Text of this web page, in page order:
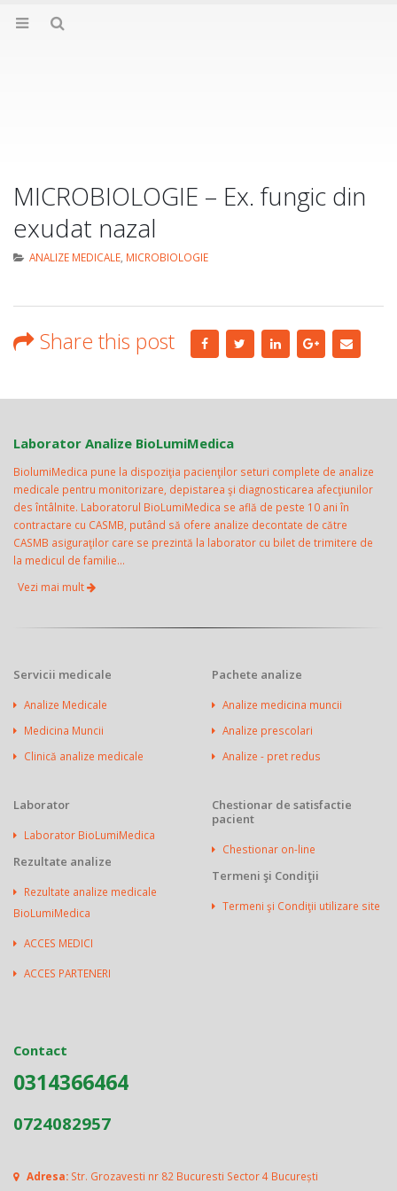
MICROBIOLOGIE – Ex. fungic din
exudat nazal
ANALIZE MEDICALE, MICROBIOLOGIE
Share this post
Laborator Analize BioLumiMedica
BiolumiMedica pune la dispoziţia pacienţilor seturi complete de analize
medicale pentru monitorizare, depistarea şi diagnosticarea afecţiunilor
des întâlnite. Laboratorul BioLumiMedica se află de peste 10 ani în
contractare cu CASMB, putând să ofere analize decontate de către
CASMB asiguraţilor care se prezintă la laborator cu bilet de trimitere de
la medicul de familie...
Vezi mai mult
Servicii medicale
Analize Medicale
Medicina Muncii
Clinică analize medicale
Pachete analize
Analize medicina muncii
Analize prescolari
Analize - pret redus
Laborator
Laborator BioLumiMedica
Rezultate analize
Rezultate analize medicale
BioLumiMedica
ACCES MEDICI
ACCES PARTENERI
Chestionar de satisfactie
pacient
Chestionar on-line
Termeni şi Condiţii
Termeni şi Condiţii utilizare site
Contact
0314366464
0724082957
Adresa: Str. Grozavesti nr 82 Bucuresti Sector 4 București